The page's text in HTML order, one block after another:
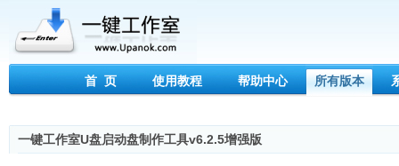
首 页 使用教程 帮助中心 所有版本
一键工作室U盘启动盘制作工具v6.2.5增强版